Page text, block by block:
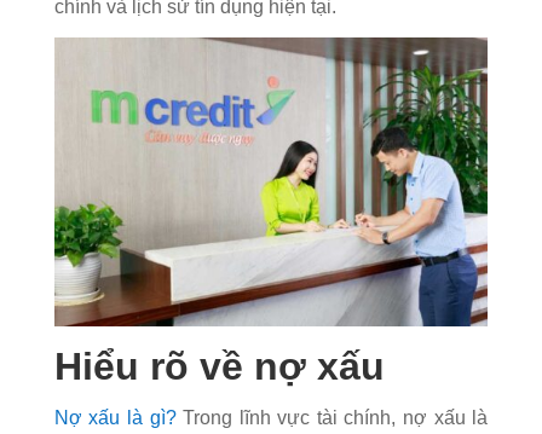
chính và lịch sử tín dụng hiện tại.
Hiểu rõ về nợ xấu
Nợ xấu là gì?Trong lĩnh vực tài chính, nợ xấu là